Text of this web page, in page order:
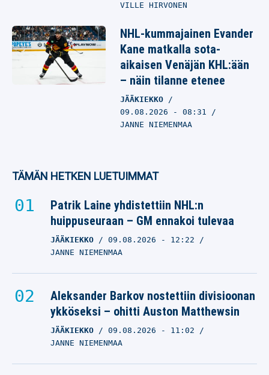
VILLE HIRVONEN
NHL-kummajainen Evander
Kane matkalla sota-
aikaisen Venäjän KHL:ään
– näin tilanne etenee
JÄÄKIEKKO
09.08.2026 - 08:31
JANNE NIEMENMAA
TÄMÄN HETKEN LUETUIMMAT
Patrik Laine yhdistettiin NHL:n
huippuseuraan – GM ennakoi tulevaa
JÄÄKIEKKO 09.08.2026 - 12:22
JANNE NIEMENMAA
Aleksander Barkov nostettiin divisioonan
ykköseksi – ohitti Auston Matthewsin
JÄÄKIEKKO 09.08.2026 - 11:02
JANNE NIEMENMAA